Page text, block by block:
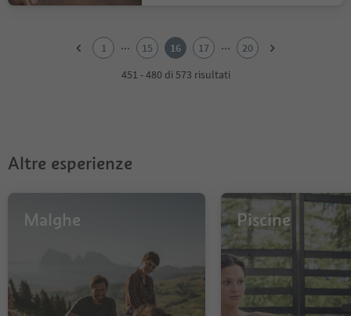
10
12
17
18
19
1 ... 15 16 17 ...
20
451 - 480 di 573 risultati
Altre esperienze
Malghe Piscine